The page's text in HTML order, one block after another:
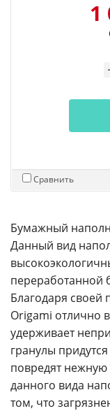
1
Сравнить
Бумажный
Данный вид
переработанной
Благодаря своей
Origami отлично
удерживает
гранулы
повредят
данного вида
том, что